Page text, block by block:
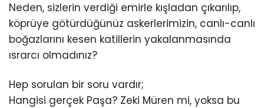
Neden, sizlerin verdiği emirle kışladan çıkarılıp,
köprüye götürdüğünüz askerlerimizin, canlı-canlı
boğazlarını kesen katillerin yakalanmasında
ısrarcı olmadınız?
Hep sorulan bir soru vardır;
Hangisi gerçek Paşa? Zeki Müren mi, yoksa bu